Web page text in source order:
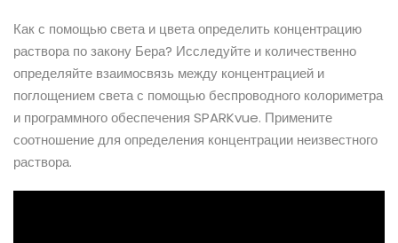
Как с помощью света и цветаопределить концентрацию
раствора по закону Бера? Исследуйте и количественно
определяйте взаимосвязь между концентрацией и
поглощением света с помощью беспроводного колориметра
и программного обеспечения SPARKvue. Примените
соотношение для определения концентрации неизвестного
раствора.